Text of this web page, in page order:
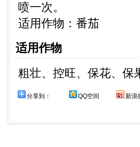
喷一次。
适用作物：番茄
适用作物
粗壮、控旺、保花、保
分享到： QQ空间 新浪